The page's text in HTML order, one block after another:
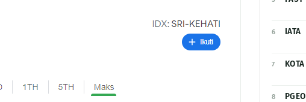
6 IATA
7 KOTA
8 PGEO